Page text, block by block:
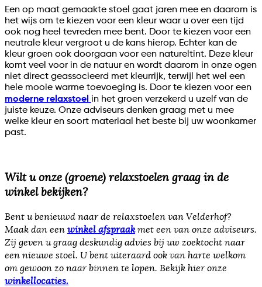
Een op maat gemaakte stoel gaat jaren mee en daarom is
het wijs om te kiezen voor een kleur waar u over een tijd
ook nog heel tevreden mee bent. Door te kiezen voor een
neutrale kleur vergroot u de kans hierop. Echter kan de
kleur groen ook doorgaan voor een natureltint. Deze kleur
komt veel voor in de natuur en wordt daarom in onze ogen
niet direct geassocieerd met kleurrijk, terwijl het wel een
hele mooie warme toevoeging is. Door te kiezen voor een
moderne relaxstoel in het groen verzekerd u uzelf van de
juiste keuze. Onze adviseurs denken graag met u mee
welke kleur en soort materiaal het beste bij uw woonkamer
past.
Wilt u onze (groene) relaxstoelen graag in de
winkel bekijken?
Bent u benieuwd naar de relaxstoelen van Velderhof?
Maak dan een winkel afspraakmet een van onze adviseurs.
Zij geven u graag deskundig advies bij uw zoektocht naar
een nieuwe stoel. U bent uiteraard ook van harte welkom
om gewoon zo naar binnen te lopen. Bekijk hier onze
winkellocaties.